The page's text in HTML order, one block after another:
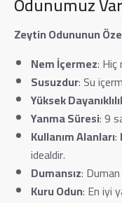
Zeytin Odununun
Nem İçermez: Hiç
Susuzdur: Su
Yüksek
Yanma Süresi: 9
Kullanım Alanları:
idealdir.
Dumansız:
Kuru Odun: En iyi